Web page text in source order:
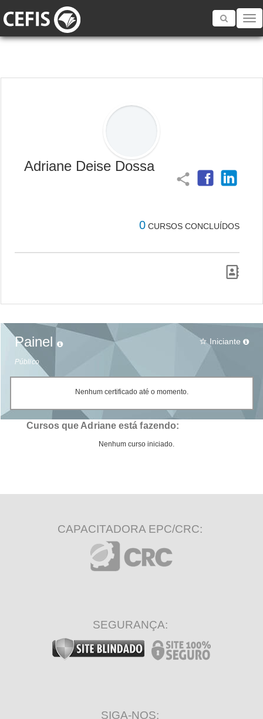
Toggle
Adriane Deise Dossa
share
0 CURSOS CONCLUÍDOS
Painel
Público
star_border Iniciante
Nenhum certificado até o momento.
Cursos que Adriane está fazendo:
Nenhum curso iniciado.
CAPACITADORA EPC/CRC:
SEGURANÇA:
SIGA-NOS: